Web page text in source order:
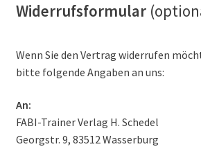
Widerrufsformular
Wenn Sie den Vertrag widerrufen
bitte folgende Angaben an uns:
An:
FABI-Trainer Verlag H. Schedel
Georgstr. 9, 83512 Wasserburg